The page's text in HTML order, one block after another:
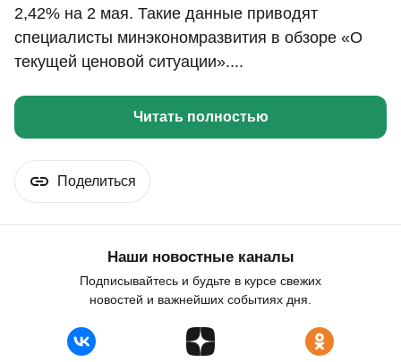
2,42% на 2 мая. Такие данные приводят
специалисты минэкономразвития в обзоре «О
текущей ценовой ситуации»....
Читать полностью
Поделиться
Наши новостные каналы
Подписывайтесь и будьте в курсе свежих
новостей и важнейших событиях дня.